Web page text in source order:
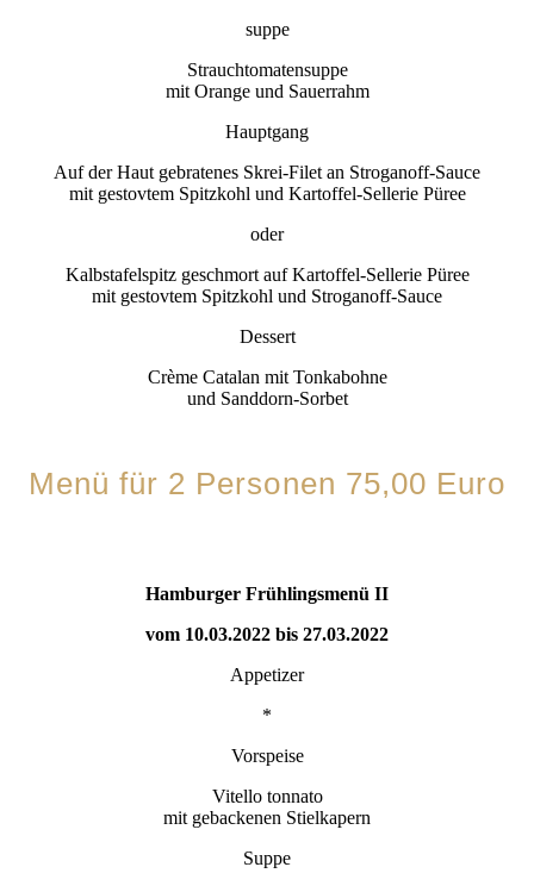
suppe
Strauchtomatensuppe
mit Orange und Sauerrahm
Hauptgang
Auf der Haut gebratenes Skrei-Filet an Stroganoff-Sauce
mit gestovtem Spitzkohl und Kartoffel-Sellerie Püree
oder
Kalbstafelspitz geschmort auf Kartoffel-Sellerie Püree
mit gestovtem Spitzkohl und Stroganoff-Sauce
Dessert
Crème Catalan mit Tonkabohne
und Sanddorn-Sorbet
Menü für 2 Personen 75,00 Euro
Hamburger Frühlingsmenü II
vom 10.03.2022 bis 27.03.2022
Appetizer
*
Vorspeise
Vitello tonnato
mit gebackenen Stielkapern
Suppe